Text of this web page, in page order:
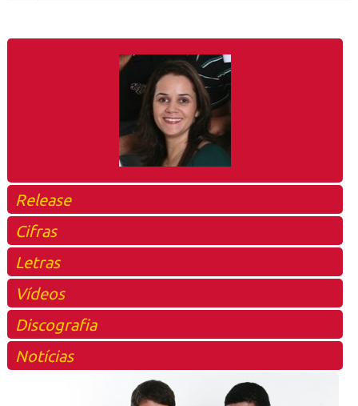
Release
Cifras
Letras
Vídeos
Discografia
Notícias